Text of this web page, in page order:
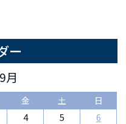
ー
月
金 土 日
4 5
6